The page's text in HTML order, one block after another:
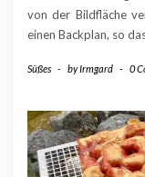
von der Bildfläche
einen Backplan, so
Süßes - byIrmgard - 0